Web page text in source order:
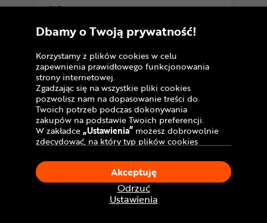
44
-10%
49,99 zł
Warianty
Dbamy o Twoją prywatność!
Korzystamy z plików cookies w celu
zapewnienia prawidłowego funkcjonowania
strony internetowej.
Zgadzając się na wszystkie pliki cookies
pozwolisz nam na dopasowanie treści do
Twoich potrzeb podczas dokonywania
zakupów na podstawie Twoich preferencji.
W zakładce„Ustawienia” możesz dobrowolnie
zdecydować, na który typ plików cookies
Klikając„Akceptuję”, wyrażasz zgodę na
stosowanie ciasteczek zgodnie z ustawieniami
Twojej przeglądarki.
W dowolnym momencie, możesz dokonać
zmiany swojego wyboru klikając opcję
Ustawienia
Odrzuć
Akceptuję